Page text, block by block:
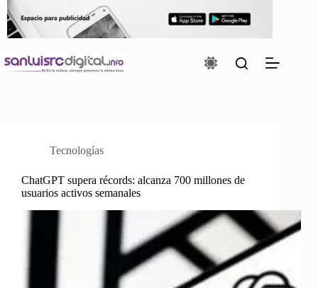
contenido
Tecnologías
ChatGPT supera récords: alcanza 700 millones de
usuarios activos semanales